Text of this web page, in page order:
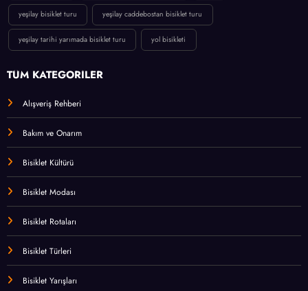
yeşilay bisiklet turu yeşilay caddebostan bisiklet turu
yeşilay tarihi yarımada bisiklet turu yol bisikleti
TÜM KATEGORİLER
Alışveriş Rehberi
Bakım ve Onarım
Bisiklet Kültürü
Bisiklet Modası
Bisiklet Rotaları
Bisiklet Türleri
Bisiklet Yarışları